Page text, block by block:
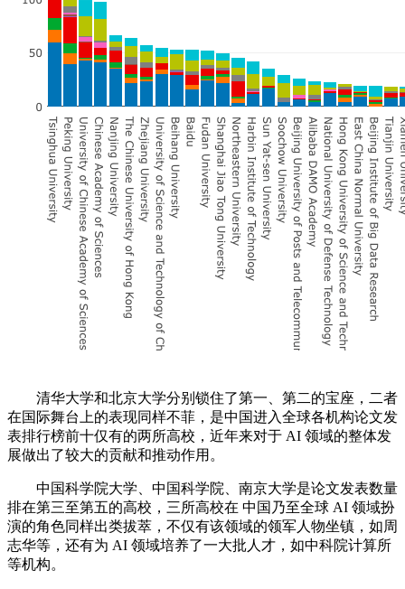
清华大学和北京大学分别锁住了第一、第二的宝座，二者
在国际舞台上的表现同样不菲，是中国进入全球各机构论文发
表排行榜前十仅有的两所高校，近年来对于 AI 领域的整体发
展做出了较大的贡献和推动作用。
中国科学院大学、中国科学院、南京大学是论文发表数量
排在第三至第五的高校，三所高校在 中国乃至全球 AI 领域扮
演的角色同样出类拔萃，不仅有该领域的领军人物坐镇，如周
志华等，还有为 AI 领域培养了一大批人才，如中科院计算所
等机构。